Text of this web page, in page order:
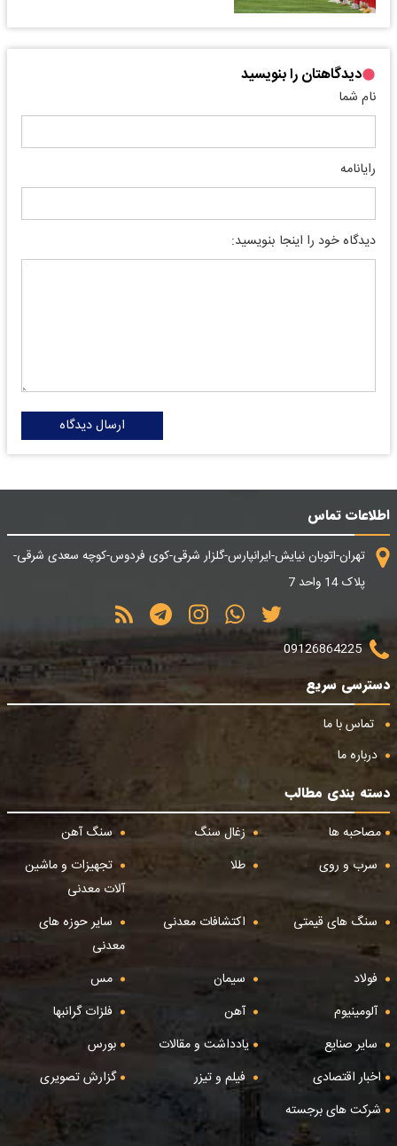
دیدگاهتان را بنویسید
نام شما
رایانامه
دیدگاه خود را اینجا بنویسید:
ارسال دیدگاه
اطلاعات تماس
تهران-اتوبان نیایش-ایرانپارس-گلزار شرقی-کوی فردوس-کوچه سعدی شرقی-
پلاک 14 واحد 7
09126864225
دسترسی سریع
تماس با ما
درباره ما
دسته بندی مطالب
مصاحبه ها
زغال سنگ
سنگ آهن
سرب و روی
طلا
تجهیزات و ماشین
آلات معدنی
سنگ های قیمتی
اکتشافات معدنی
سایر حوزه های
معدنی
فولاد
سیمان
مس
آلومینیوم
آهن
فلزات گرانبها
سایر صنایع
یادداشت و مقالات
بورس
اخبار اقتصادی
فیلم و تیزر
گزارش تصویری
شرکت های برجسته